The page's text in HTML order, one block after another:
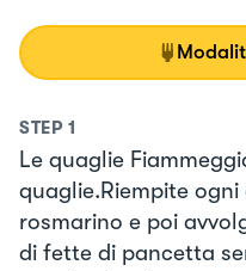
STEP 1
Le quaglie
quaglie.Riempite
rosmarino e poi
di fette di pancetta